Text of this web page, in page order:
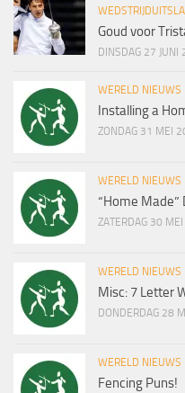
Goud voor
DINSDAG 27 JUNI
WERELD NIEUWS
Installing a
ZONDAG 31 MEI
WERELD NIEUWS
“Home Made”
ZATERDAG 30
WERELD NIEUWS
Misc: 7 Letter
DONDERDAG 28
WERELD NIEUWS
Fencing Puns!